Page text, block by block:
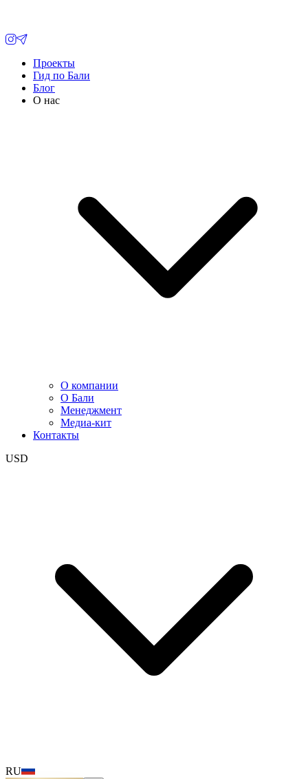
Проекты
Гид по Бали
Блог
О нас
О компании
О Бали
Менеджмент
Медиа-кит
Контакты
USD
RU